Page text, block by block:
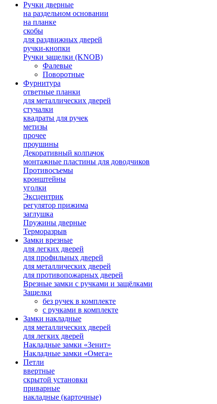
Ручки дверные
на раздельном основании
на планке
скобы
для раздвижных дверей
ручки-кнопки
Ручки защелки (KNOB)
Фалевые
Поворотные
Фурнитура
ответные планки
для металлических дверей
стучалки
квадраты для ручек
метизы
прочее
проушины
Декоративный колпачок
монтажные пластины для доводчиков
Противосъемы
кронштейны
уголки
Эксцентрик
регулятор прижима
заглушка
Пружины дверные
Терморазрыв
Замки врезные
для легких дверей
для профильных дверей
для металлических дверей
для противопожарных дверей
Врезные замки с ручками и защёлками
Защелки
без ручек в комплекте
с ручками в комплекте
Замки накладные
для металлических дверей
для легких дверей
Накладные замки «Зенит»
Накладные замки «Омега»
Петли
ввертные
скрытой установки
приварные
накладные (карточные)